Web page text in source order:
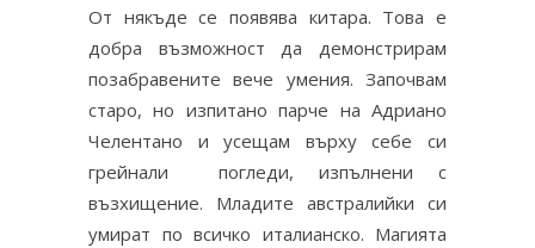
От някъде се появява китара. Това е
добра възможност да демонстрирам
позабравените вече умения. Започвам
старо, но изпитано парче на Адриано
Челентано и усещам върху себе си
грейнали погледи, изпълнени с
възхищение. Младите австралийки си
умират по всичко италианско. Магията